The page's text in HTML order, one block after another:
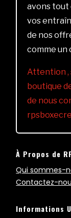
avons tout
vos
de nos
comme un
Attention ,
boutique
de nous
À Propos de
Qui sommes-
Contactez-
Informations